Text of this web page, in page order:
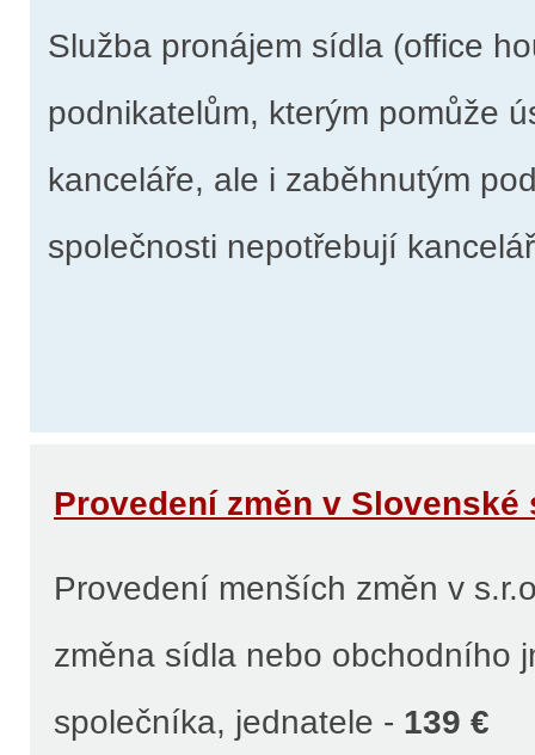
Služba pronájem sídla (office
podnikatelům, kterým pomůže
kanceláře, ale i zaběhnutým
společnosti nepotřebují
Provedení změn v Slovenské
Provedení menších změn v
změna sídla nebo obchodního
společníka, jednatele - 139 €